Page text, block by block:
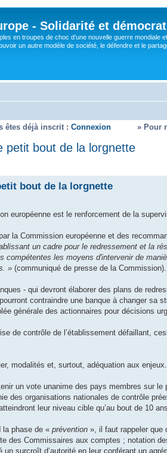
- Solidarité et
en troupes de choc d’une nouvelle guerre mondiale
un autre modèle de société, le défendre et le
déjà inscrit : Connexion » Pour
petit bout de la lorgnette
bout de la lorgnette
européenne est le renforcement de la
la Commission européenne et des
un cadre pour le redressement et la
compétentes les moyens d'intervenir de
» (communiqué de presse de la Commission).
- qui devront élaborer des plans de
contraindre une banque à changer sa
générale des actionnaires pour décisions
de contrôle de l’établissement défaillant,
modalités et, surtout, adéquation aux enjeux.
un vote unanime des pays membres sur
des organisations nationales de contrôle
leur niveau cible qu’au bout de 10
la phase de « prévention », il faut rappeler que
des Commissaires aux comptes ; notation
surcroît d’autorité en leur conférant un